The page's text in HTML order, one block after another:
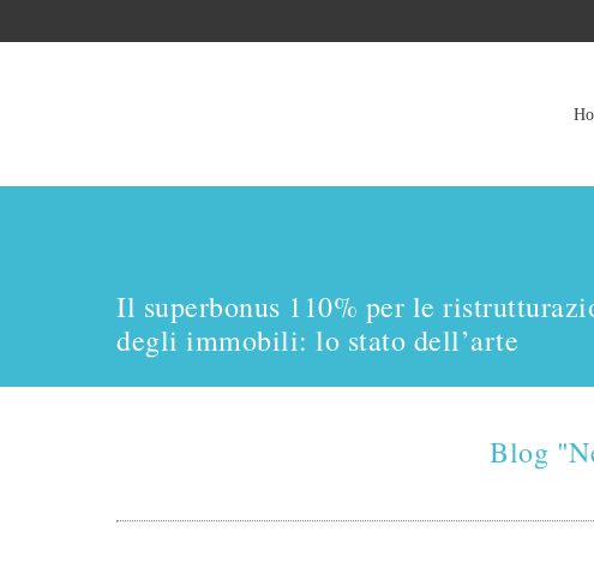
Il superbonus 110% per le
degli immobili: lo stato dell’arte
Blog